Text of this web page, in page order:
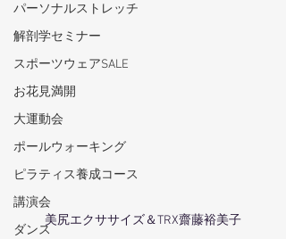
パーソナルストレッチ
解剖学セミナー
スポーツウェアSALE
お花見満開
大運動会
ポールウォーキング
ピラティス養成コース
講演会
ダンス
美尻エクササイズ＆TRX齋藤裕美子